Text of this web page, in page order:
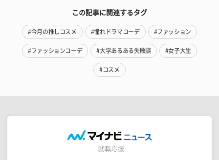
この記事に関連するタグ
#今月の推しコスメ #憧れドラマコーデ #ファッション
#ファッションコーデ #大学あるある失敗談 #女子大生
#コスメ